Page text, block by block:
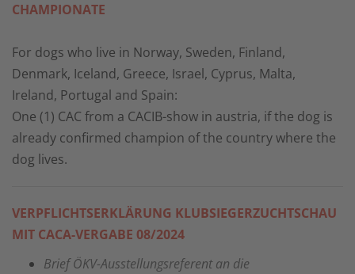
CHAMPIONATE
For dogs who live in Norway, Sweden, Finland,
Denmark, Iceland, Greece, Israel, Cyprus, Malta,
Ireland, Portugal and Spain:
One (1) CAC from a CACIB-show in austria, if the dog is
already confirmed champion of the country where the
dog lives.
VERPFLICHTSERKLÄRUNG KLUBSIEGERZUCHTSCHAU
MIT CACA-VERGABE 08/2024
Brief ÖKV-Ausstellungsreferent an die